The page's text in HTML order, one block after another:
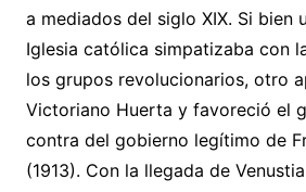
a mediados del siglo XIX. Si bien
Iglesia católica simpatizaba con
los grupos revolucionarios, otro
Victoriano Huerta y favoreció el
contra del gobierno legítimo de
(1913). Con la llegada de